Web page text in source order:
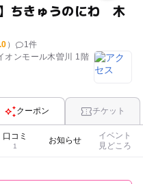
ちきゅうのにわ 木
） 1件
オンモール木曽川 1階
クーポン チケット
口コミ
1
お知らせ
イベント
見どころ